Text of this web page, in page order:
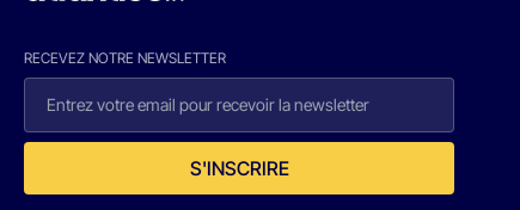
RECEVEZ NOTRE NEWSLETTER
S'INSCRIRE